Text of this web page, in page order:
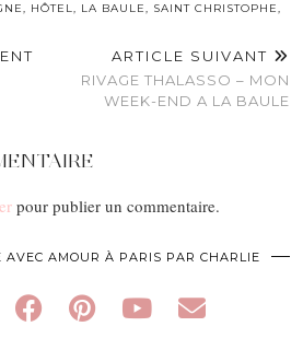
, HÔTEL, LA BAULE, SAINT CHRISTOPHE,
ARTICLE SUIVANT
RIVAGE THALASSO – MON
WEEK-END A LA BAULE
pour publier un commentaire.
AVEC AMOUR À PARIS PAR CHARLIE